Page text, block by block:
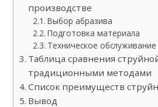
производстве
Выбор абразива
Подготовка материала
Техническое обслуживание
Таблица сравнения
традиционными методами
Список преимуществ
Вывод